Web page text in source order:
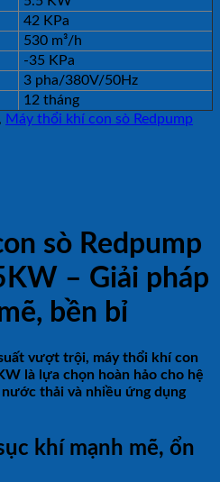
42 KPa
530 m³/h
-35 KPa
3 pha/380V/50Hz
12 tháng
, Máy thổi khí con sò Redpump
sò Redpump
– Giải pháp
bền bỉ
vượt trội, máy thổi khí con
là lựa chọn hoàn hảo cho hệ
thải và nhiều ứng dụng
khí mạnh mẽ, ổn